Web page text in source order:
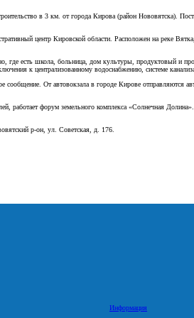
в 3 км. от города Кирова (район Нововятска).
центр Кировской области. Расположен на реке
где есть школа, больница, дом культуры, продуктовый и
к централизованному водоснабжению, системе
сообщение. От автовокзала в городе Кирове
работает форум земельного комплекса «Солнечная
р-он, ул. Советская, д. 176.
Информация